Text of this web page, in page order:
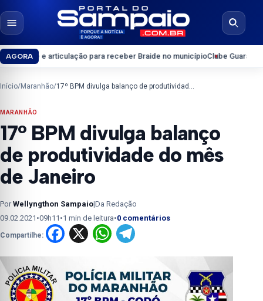
Pular para o conteúdo
Abrir menu
Abrir
AGORA
e articulação para receber Braide no municípioClube Guarapary
Início/Maranhão/ 17º BPM divulga balanço de produtividade do mês de Janeiro
MARANHÃO
17º BPM divulga balanço
de produtividade do mês
de Janeiro
PorWellyngthon Sampaio|Da Redação
09.02.2021 •09h11 •1 min de leitura•0 comentários
Compartilhe: Facebook
X WhatsApp